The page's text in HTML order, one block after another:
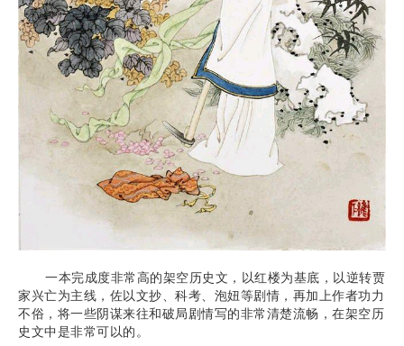
一本完成度非常高的架空历史文，以红楼为基底，以逆转贾
家兴亡为主线，佐以文抄、科考、泡妞等剧情，再加上作者功力
不俗，将一些阴谋来往和破局剧情写的非常清楚流畅，在架空历
史文中是非常可以的。